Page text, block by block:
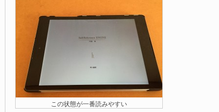
この状態が一番読みやすい